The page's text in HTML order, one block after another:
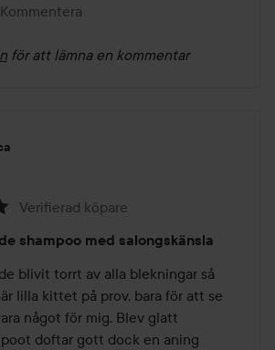
Kommentera
för att lämna en kommentar
skapades 4 år
Verifierad köpare
shampoo med salongskänsla
blivit torrt av alla blekningar så
lilla kittet på prov, bara för att se
något för mig. Blev glatt
doftar gott dock en aning